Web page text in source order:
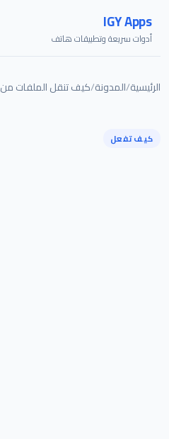
IGY Apps
أدوات سريعة وتطبيقات هاتف
الرئيسية/المدونة/كيف تنقل الملفات من Android إلى iPhone بدون كابل
كيف تفعل
مساعد IGY